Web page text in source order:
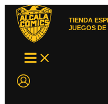
contenido
TIENDA
JUEGOS DE